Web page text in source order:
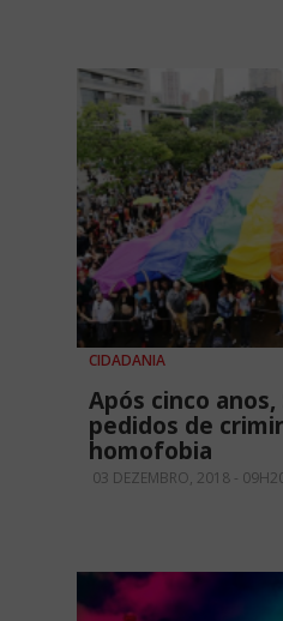
CIDADANIA
Após cinco anos,
pedidos de
homofobia
03 DEZEMBRO, 2018 -